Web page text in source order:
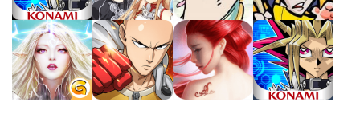
Play Play Play Play
Play Play Play Play